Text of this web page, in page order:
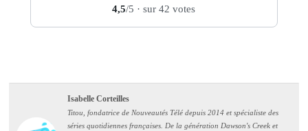
4,5/5 · sur 42 votes
Isabelle Corteilles
Titou, fondatrice de Nouveautés Télé depuis 2014 et spécialiste des
séries quotidiennes françaises. De la génération Dawson's Creek et